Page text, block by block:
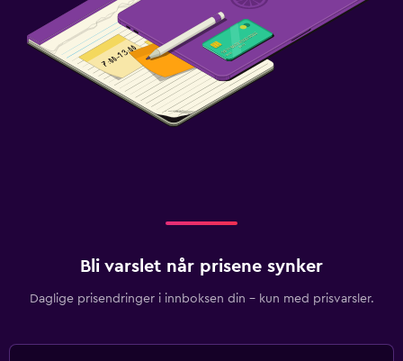
Bli varslet når prisene synker
Daglige prisendringer i innboksen din – kun med prisvarsler.